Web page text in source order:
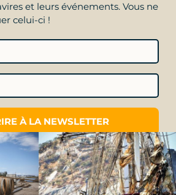
et leurs événements. Vous ne
celui-ci !
À LA NEWSLETTER